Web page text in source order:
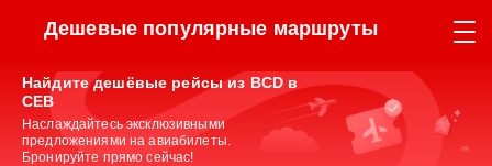
Дешевые популярные маршруты
Найдите дешёвые рейсы из BCD в
CEB
Наслаждайтесь эксклюзивными
предложениями на авиабилеты.
Бронируйте прямо сейчас!